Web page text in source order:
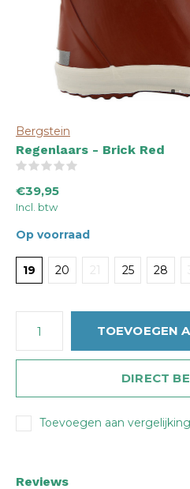
Bergstein
Regenlaars - Brick Red
€39,95
Incl. btw
Op voorraad
19 20 21 25 28
TOEVOEGEN
DIRECT
Toevoegen aan vergelijking
Reviews